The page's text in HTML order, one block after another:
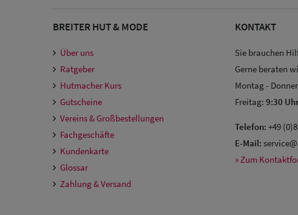
BREITER HUT & MODE
Über uns
Ratgeber
Hutmacher Kurs
Gutscheine
Vereins & Großbestellungen
Fachgeschäfte
Kundenkarte
Glossar
Zahlung & Versand
KONTAKT
Sie brauchen
Gerne beraten
Montag -
Freitag: 9:30
Telefon: +49
E-Mail:
» Zum